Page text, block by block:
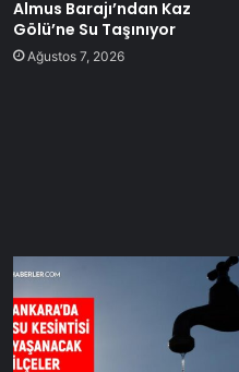
Almus Barajı’ndan Kaz
Gölü’ne Su Taşınıyor
Ağustos 7, 2026